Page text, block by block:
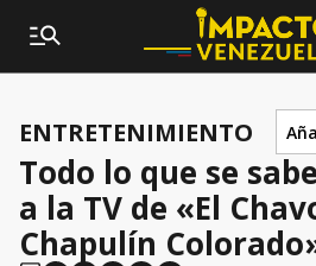
ENTRETENIMIENTO
Todo lo que se
a la TV de «El
Chapulín